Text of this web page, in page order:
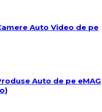
Auto Video de pe
Auto de pe eMAG